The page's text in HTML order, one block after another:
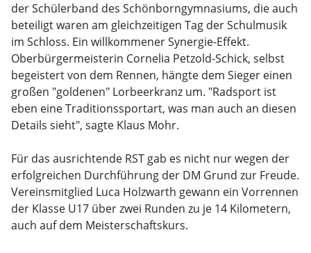
der Schülerband des Schönborngymnasiums, die auch
beteiligt waren am gleichzeitigen Tag der Schulmusik
im Schloss. Ein willkommener Synergie-Effekt.
Oberbürgermeisterin Cornelia Petzold-Schick, selbst
begeistert von dem Rennen, hängte dem Sieger einen
großen "goldenen" Lorbeerkranz um. "Radsport ist
eben eine Traditionssportart, was man auch an diesen
Details sieht", sagte Klaus Mohr.
Für das ausrichtende RST gab es nicht nur wegen der
erfolgreichen Durchführung der DM Grund zur Freude.
Vereinsmitglied Luca Holzwarth gewann ein Vorrennen
der Klasse U17 über zwei Runden zu je 14 Kilometern,
auch auf dem Meisterschaftskurs.